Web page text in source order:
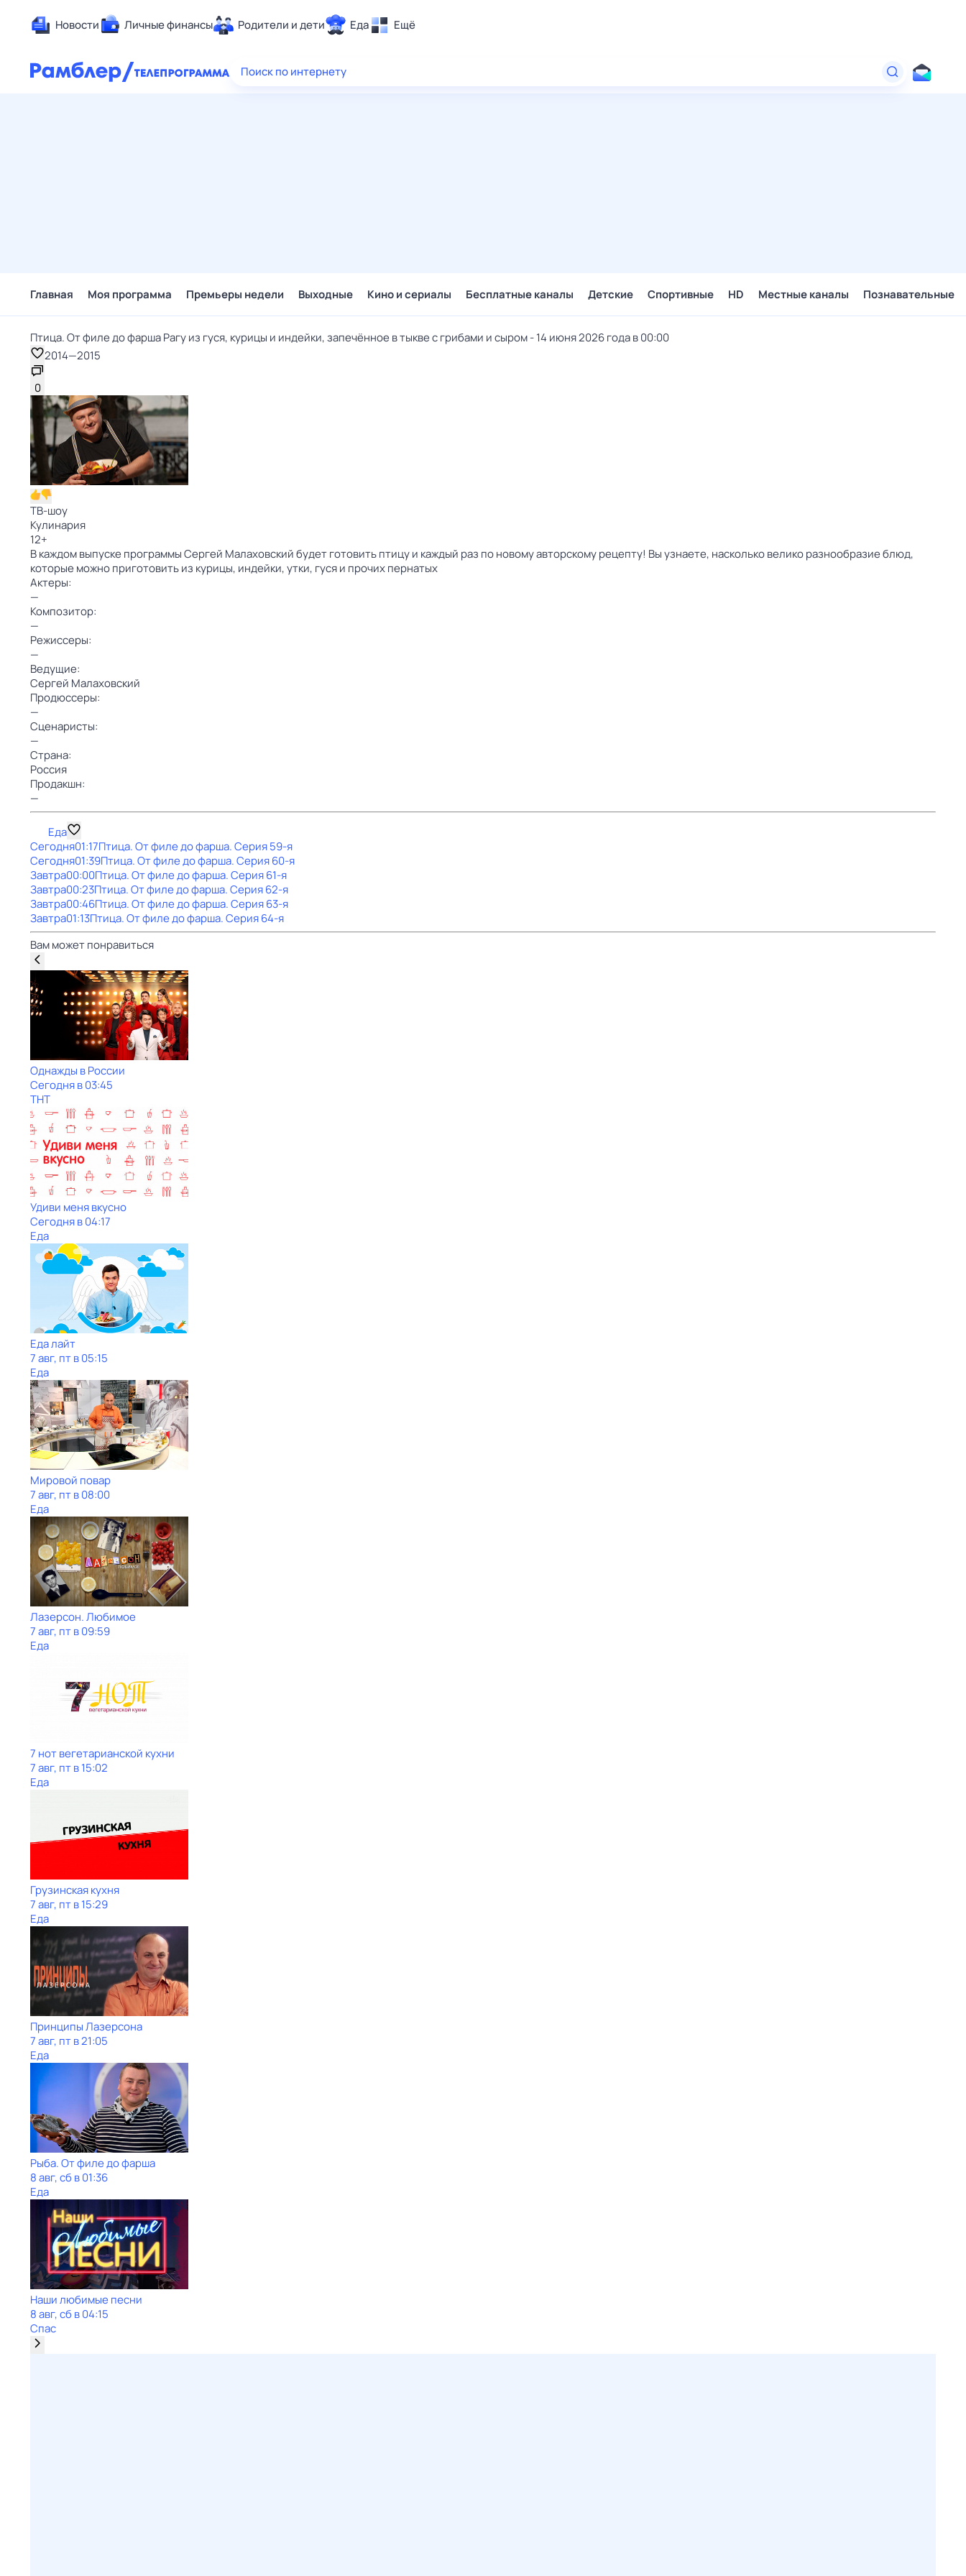
Новости Личные финансы Родители и дети Еда Ещё
Здоровье
Поиск по интернету
Главная Моя программа Премьеры недели Выходные Кино и сериалы Бесплатные каналы Детские Спортивные HD Местные каналы Познавательные
Птица. От филе до фарша Рагу из гуся, курицы и индейки, запечённое в тыкве с грибами и сыром - 14 июня 2026 года в 00:00
2014—2015
0
ТВ-шоу
Кулинария
12+
В каждом выпуске программы Сергей Малаховский будет готовить птицу и каждый раз по новому авторскому рецепту! Вы узнаете, насколько велико разнообразие блюд,
которые можно приготовить из курицы, индейки, утки, гуся и прочих пернатых
Актеры:
—
Композитор:
—
Режиссеры:
—
Ведущие:
Сергей Малаховский
Продюссеры:
—
Сценаристы:
—
Страна:
Россия
Продакшн:
—
Еда
Сегодня01:17Птица. От филе до фарша. Серия 59-я
Сегодня01:39Птица. От филе до фарша. Серия 60-я
Завтра00:00Птица. От филе до фарша. Серия 61-я
Завтра00:23Птица. От филе до фарша. Серия 62-я
Завтра00:46Птица. От филе до фарша. Серия 63-я
Завтра01:13Птица. От филе до фарша. Серия 64-я
Вам может понравиться
Однажды в России
Сегодня в 03:45
ТНТ
Удиви меня вкусно
Сегодня в 04:17
Еда
Еда лайт
7 авг, пт в 05:15
Еда
Мировой повар
7 авг, пт в 08:00
Еда
Лазерсон. Любимое
7 авг, пт в 09:59
Еда
7 нот вегетарианской кухни
7 авг, пт в 15:02
Еда
Грузинская кухня
7 авг, пт в 15:29
Еда
Принципы Лазерсона
7 авг, пт в 21:05
Еда
Рыба. От филе до фарша
8 авг, сб в 01:36
Еда
Наши любимые песни
8 авг, сб в 04:15
Спас